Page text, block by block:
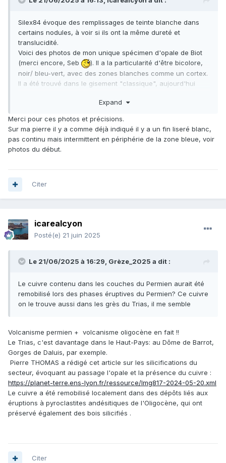
Silex84 évoque des remplissages de teinte blanche dans
certains nodules, à voir si ils ont la même dureté et
translucidité.
Voici des photos de mon unique spécimen d'opale de Biot
(merci encore, Seb
). Il a la particularité d'être bicolore,
noir/ bleu-vert, avec des zones blanches comme un cortex.
Il a été trouvé dans le gisement "classique", aujourd'hui
ponctuellement notés dans le secteur avant, c'est pourquoi
ces dépôts d'opale et la présence de cuivre sont liés au
volcanisme permien.
Expand
Merci pour ces photos et précisions.
Sur ma pierre il y a comme déjà indiqué il y a un fin liseré blanc,
pas continu mais intermittent en périphérie de la zone bleue, voir
photos du début.
Citer
icarealcyon
Posté(e) 21 juin 2025
Le 21/06/2025 à 16:29, Grèze_2025 a dit :
Le cuivre contenu dans les couches du Permien aurait été
remobilisé lors des phases éruptives du Permien? Ce cuivre
on le trouve aussi dans les grès du Trias, il me semble
Volcanisme permien + volcanisme oligocène en fait !!
Le Trias, c'est davantage dans le Haut-Pays: au Dôme de Barrot,
Gorges de Daluis, par exemple.
Pierre THOMAS a rédigé cet article sur les silicifications du
secteur, évoquant au passage l'opale et la présence du cuivre :
https://planet-terre.ens-lyon.fr/ressource/Img817-2024-05-20.xml
Le cuivre a été remobilisé localement dans des dépôts liés aux
éruptions à pyroclastites andésitiques de l'Oligocène, qui ont
préservé également des bois silicifiés .
Citer